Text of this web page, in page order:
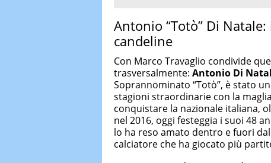
Antonio “Totò” Di
candeline
Con Marco Travaglio condivide
trasversalmente: Antonio Di
Soprannominato “Totò”, è stato
stagioni straordinarie con la
conquistare la nazionale italiana,
nel 2016, oggi festeggia i suoi 48
lo ha reso amato dentro e fuori
calciatore che ha giocato più